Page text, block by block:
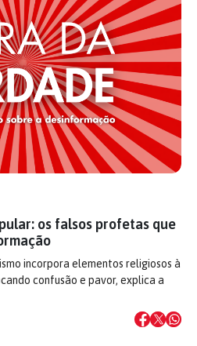
os falsos profetas que
incorpora elementos religiosos à
confusão e pavor, explica a